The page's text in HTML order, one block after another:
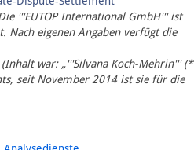
'''EUTOP International GmbH''' ist
eigenen Angaben verfügt die
(Inhalt war: „'''Silvana Koch-Mehrin''' (*
seit November 2014 ist sie für die